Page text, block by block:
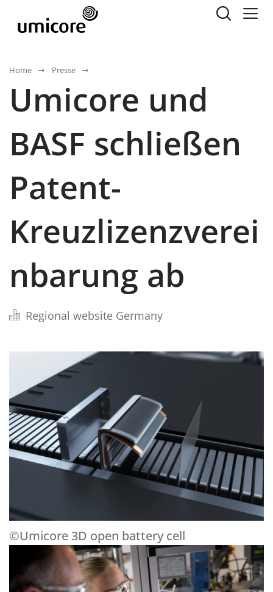
Home Presse
Umicore und
BASF schließen
Patent-
Kreuzlizenzverei
nbarung ab
Regional website Germany
©Umicore 3D open battery cell